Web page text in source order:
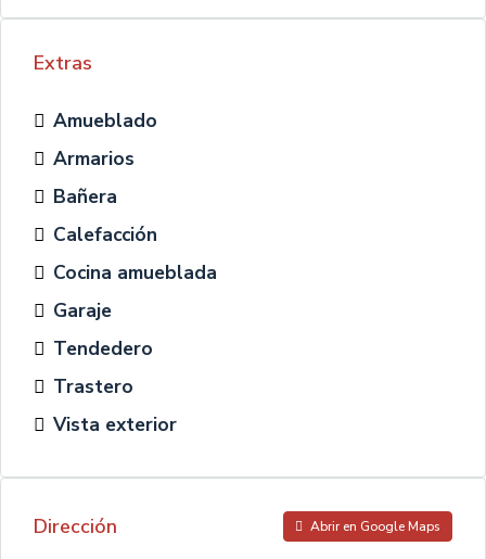
Extras
Amueblado
Armarios
Bañera
Calefacción
Cocina amueblada
Garaje
Tendedero
Trastero
Vista exterior
Dirección Abrir en Google Maps